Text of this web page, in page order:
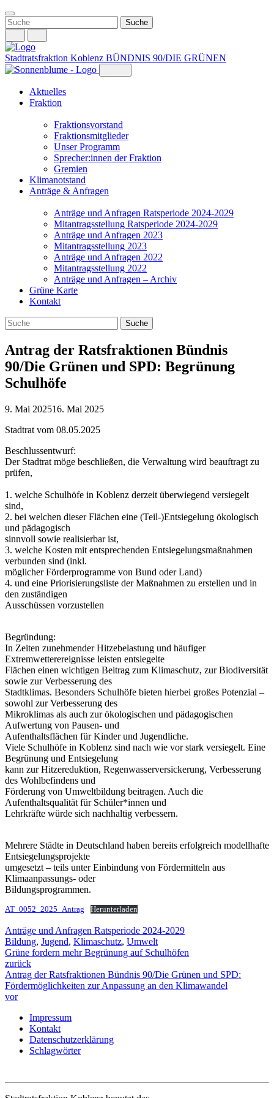
Weiter
zum
Inhalt
Stadtratsfraktion Koblenz BÜNDNIS 90/DIE GRÜNEN
Aktuelles
Fraktion
Fraktionsvorstand
Fraktionsmitglieder
Unser Programm
Sprecher:innen der Fraktion
Gremien
Klimanotstand
Anträge & Anfragen
Anträge und Anfragen Ratsperiode 2024-2029
Mitantragsstellung Ratsperiode 2024-2029
Anträge und Anfragen 2023
Mitantragsstellung 2023
Anträge und Anfragen 2022
Mitantragsstellung 2022
Anträge und Anfragen – Archiv
Grüne Karte
Kontakt
Antrag der Ratsfraktionen Bündnis
90/Die Grünen und SPD: Begrünung
Schulhöfe
9. Mai 202516. Mai 2025
Stadtrat vom 08.05.2025
Beschlussentwurf:
Der Stadtrat möge beschließen, die Verwaltung wird beauftragt zu
prüfen,
1. welche Schulhöfe in Koblenz derzeit überwiegend versiegelt
sind,
2. bei welchen dieser Flächen eine (Teil-)Entsiegelung ökologisch
und pädagogisch
sinnvoll sowie realisierbar ist,
3. welche Kosten mit entsprechenden Entsiegelungsmaßnahmen
verbunden sind (inkl.
möglicher Förderprogramme von Bund oder Land)
4. und eine Priorisierungsliste der Maßnahmen zu erstellen und in
den zuständigen
Ausschüssen vorzustellen
Begründung:
In Zeiten zunehmender Hitzebelastung und häufiger
Extremwetterereignisse leisten entsiegelte
Flächen einen wichtigen Beitrag zum Klimaschutz, zur Biodiversität
sowie zur Verbesserung des
Stadtklimas. Besonders Schulhöfe bieten hierbei großes Potenzial –
sowohl zur Verbesserung des
Mikroklimas als auch zur ökologischen und pädagogischen
Aufwertung von Pausen- und
Aufenthaltsflächen für Kinder und Jugendliche.
Viele Schulhöfe in Koblenz sind nach wie vor stark versiegelt. Eine
Begrünung und Entsiegelung
kann zur Hitzereduktion, Regenwasserversickerung, Verbesserung
des Wohlbefindens und
Förderung von Umweltbildung beitragen. Auch die
Aufenthaltsqualität für Schüler*innen und
Lehrkräfte würde sich nachhaltig verbessern.
Mehrere Städte in Deutschland haben bereits erfolgreich modellhafte
Entsiegelungsprojekte
umgesetzt – teils unter Einbindung von Fördermitteln aus
Klimaanpassungs- oder
Bildungsprogrammen.
AT_0052_2025_Antrag Herunterladen
Anträge und Anfragen Ratsperiode 2024-2029
Bildung, Jugend, Klimaschutz, Umwelt
Grüne fordern mehr Begrünung auf Schulhöfen
zurück
Antrag der Ratsfraktionen Bündnis 90/Die Grünen und SPD:
Fördermöglichkeiten zur Anpassung an den Klimawandel
vor
Impressum
Kontakt
Datenschutzerklärung
Schlagwörter